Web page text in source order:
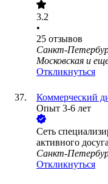
3.2
•
25 отзывов
Санкт-
Московская и
Откликнуться
Коммерческий
Опыт 3-6 лет
Сеть
активного досуга
Санкт-
Откликнуться